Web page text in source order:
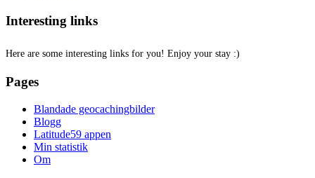
Interesting links
Here are some interesting links for you! Enjoy your stay :)
Pages
Blandade geocachingbilder
Blogg
Latitude59 appen
Min statistik
Om